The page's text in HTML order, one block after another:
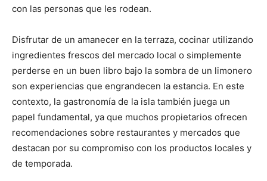
con las personas que les rodean.
Disfrutar de un amanecer en la terraza, cocinar utilizando
ingredientes frescos del mercado local o simplemente
perderse en un buen libro bajo la sombra de un limonero
son experiencias que engrandecen la estancia. En este
contexto, la gastronomía de la isla también juega un
papel fundamental, ya que muchos propietarios ofrecen
recomendaciones sobre restaurantes y mercados que
destacan por su compromiso con los productos locales y
de temporada.